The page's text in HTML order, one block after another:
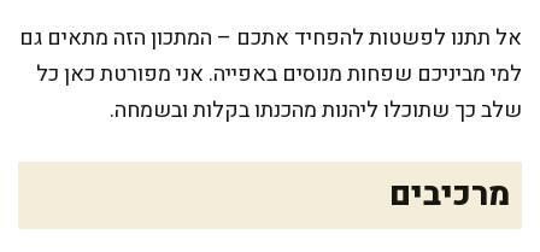
אל תתנו לפשטות להפחיד אתכם – המתכון הזה מתאים גם
למי מביניכם שפחות מנוסים באפייה. אני מפורטת כאן כל
שלב כך שתוכלו ליהנות מהכנתו בקלות ובשמחה.
מרכיבים